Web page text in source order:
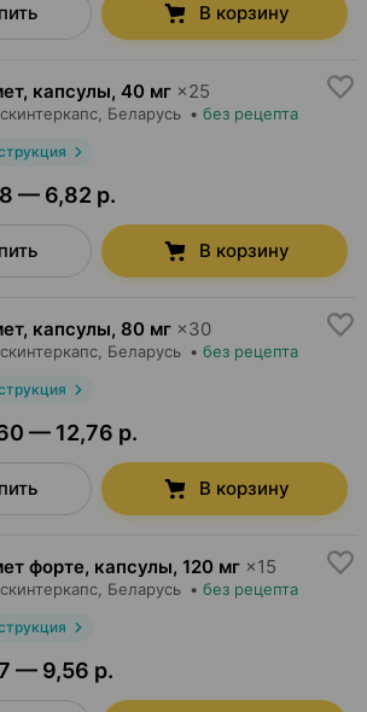
В корзину
капсулы, 40 мг ×25
, Беларусь • без рецепта
— 6,82 р.
В корзину
капсулы, 80 мг ×30
, Беларусь • без рецепта
— 12,76 р.
В корзину
форте, капсулы, 120 мг ×15
, Беларусь • без рецепта
— 9,56 р.